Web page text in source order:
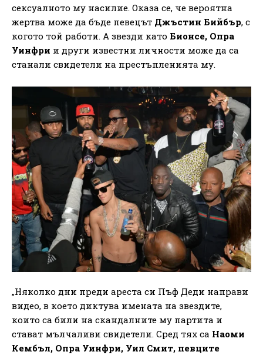
сексуалното му насилие. Оказа се, че вероятна
жертва може да бъде певецът Джъстин Бийбър, с
когото той работи. А звезди като Бионсе, Опра
Уинфри и други известни личности може да са
станали свидетели на престъпленията му.
„Няколко дни преди ареста си Пъф Деди направи
видео, в което диктува имената на звездите,
които са били на скандалните му партита и
стават мълчаливи свидетели. Сред тях са Наоми
Кембъл, Опра Уинфри, Уил Смит, певците